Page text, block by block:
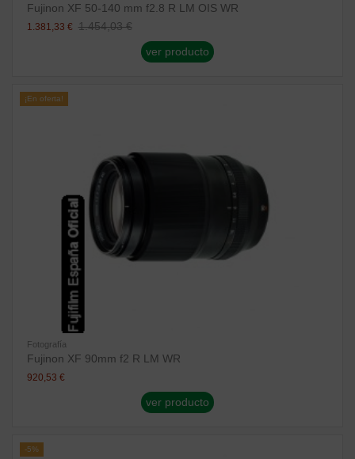
Fujinon XF 50-140 mm f2.8 R LM OIS WR
1.381,33 € 1.454,03 €
ver producto
¡En oferta!
Fotografía
Fujinon XF 90mm f2 R LM WR
920,53 €
ver producto
-5%